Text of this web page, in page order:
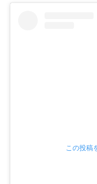
この投稿